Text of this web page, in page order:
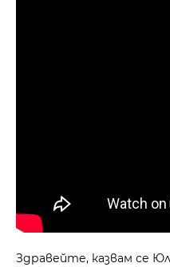
Здравейте, казвам се